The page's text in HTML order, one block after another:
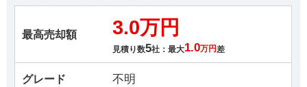
最高売却額 3.0万円
見積り数5社：最大1.0万円 差
グレード 不明